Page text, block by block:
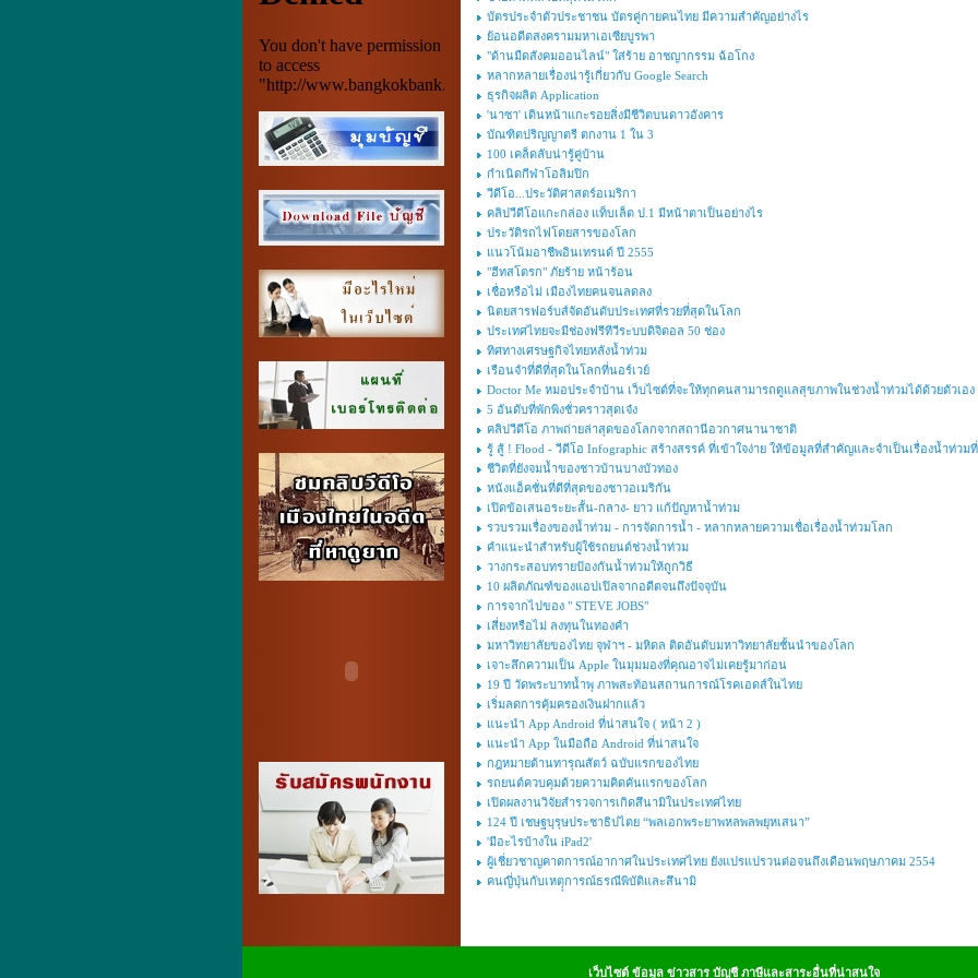
บัตรประจำตัวประชาชน บัตรคู่กายคนไทย มีความสำคัญอย่างไร
ย้อนอดีตสงครามมหาเอเซียบูรพา
"ด้านมืดสังคมออนไลน์" ใส่ร้าย อาชญากรรม ฉ้อโกง
หลากหลายเรื่องน่ารู้เกี่ยวกับ Google Search
ธุรกิจผลิต Application
'นาซา' เดินหน้าแกะรอยสิ่งมีชีวิตบนดาวอังคาร
บัณฑิตปริญญาตรี ตกงาน 1 ใน 3
100 เคล็ดลับน่ารู้คู่บ้าน
กำเนิดกีฬาโอลิมปิก
วีดีโอ...ประวัติศาสตร์อเมริกา
คลิปวีดีโอแกะกล่อง แท็บเล็ต ป.1 มีหน้าตาเป็นอย่างไร
ประวัติรถไฟโดยสารของโลก
แนวโน้มอาชีพอินเทรนด์ ปี 2555
"ฮีทสโตรก" ภัยร้าย หน้าร้อน
เชื่อหรือไม่ เมืองไทยคนจนลดลง
นิตยสารฟอร์บส์จัดอันดับประเทศที่รวยที่สุดในโลก
ประเทศไทยจะมีช่องฟรีทีวีระบบดิจิตอล 50 ช่อง
ทิศทางเศรษฐกิจไทยหลังน้ำท่วม
เรือนจำที่ดีที่สุดในโลกที่นอร์เวย์
Doctor Me หมอประจำบ้าน เว็บไซต์ที่จะให้ทุกคนสามารถดูแลสุขภาพในช่วงน้ำท่วมได้ด้วยตัวเอง
5 อันดับที่พักพิงชั่วคราวสุดเจ๋ง
คลิปวีดีโอ ภาพถ่ายล่าสุดของโลกจากสถานีอวกาศนานาชาติ
รู้ สู้ ! Flood - วีดีโอ Infographic สร้างสรรค์ ที่เข้าใจง่าย ให้ข้อมูลที่สำคัญและจำเป็นเรื่องน้ำท่วม
ชีวิตที่ยังจมน้ำของชาวบ้านบางบัวทอง
หนังแอ็คชั่นที่ดีที่สุดของชาวอเมริกัน
เปิดข้อเสนอระยะสั้น-กลาง- ยาว แก้ปัญหาน้ำท่วม
รวบรวมเรื่องของน้ำท่วม - การจัดการน้ำ - หลากหลายความเชื่อเรื่องน้ำท่วมโลก
คำแนะนำสำหรับผู้ใช้รถยนต์ช่วงน้ำท่วม
วางกระสอบทรายป้องกันน้ำท่วมให้ถูกวิธี
10 ผลิตภัณฑ์ของแอปเปิลจากอดีตจนถึงปัจจุบัน
การจากไปของ " STEVE JOBS"
เสี่ยงหรือไม่ ลงทุนในทองคำ
มหาวิทยาลัยของไทย จุฬาฯ - มหิดล ติดอันดับมหาวิทยาลัยชั้นนำของโลก
เจาะลึกความเป็น Apple ในมุมมองที่คุณอาจไม่เคยรู้มาก่อน
19 ปี วัดพระบาทน้ำพุ ภาพสะท้อนสถานการณ์โรคเอดส์ในไทย
เริ่มลดการคุ้มครองเงินฝากแล้ว
แนะนำ App Android ที่น่าสนใจ ( หน้า 2 )
แนะนำ App ในมือถือ Android ที่น่าสนใจ
กฎหมายต้านทารุณสัตว์ ฉบับแรกของไทย
รถยนต์ควบคุมด้วยความคิดคันแรกของโลก
เปิดผลงานวิจัยสำรวจการเกิดสึนามิในประเทศไทย
124 ปี เชษฐบุรุษประชาธิปไตย “พลเอกพระยาพหลพลพยุหเสนา”
'มีอะไรบ้างใน iPad2'
ผู้เชี่ยวชาญคาดการณ์อากาศในประเทศไทย ยังแปรแปรวนต่อจนถึงเดือนพฤษภาคม 2554
คนญี่ปุ่นกับเหตุุการณ์ธรณีพิบัติและสึนามิ
เว็บไซต์ ข้อมูล ข่าวสาร บัญชี ภาษีและสาระอื่นที่น่าสนใจ